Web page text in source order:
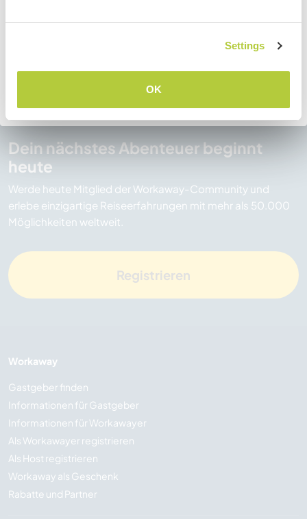
Settings
OK
Western Australia
Dein nächstes Abenteuer beginnt
heute
Werde heute Mitglied der Workaway-Community und
erlebe einzigartige Reiseerfahrungen mit mehr als 50.000
Möglichkeiten weltweit.
Registrieren
Workaway
Gastgeber finden
Informationen für Gastgeber
Informationen für Workawayer
Als Workawayer registrieren
Als Host registrieren
Workaway als Geschenk
Rabatte und Partner